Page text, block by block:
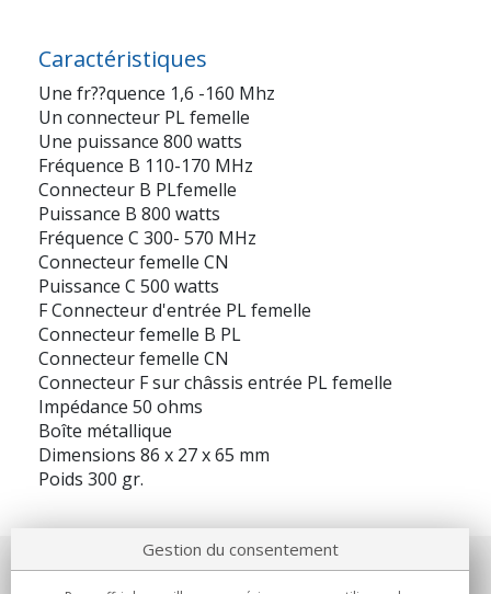
Caractéristiques
Une fr??quence 1,6 -160 Mhz
Un connecteur PL femelle
Une puissance 800 watts
Fréquence B 110-170 MHz
Connecteur B PLfemelle
Puissance B 800 watts
Fréquence C 300- 570 MHz
Connecteur femelle CN
Puissance C 500 watts
F Connecteur d'entrée PL femelle
Connecteur femelle B PL
Connecteur femelle CN
Connecteur F sur châssis entrée PL femelle
Impédance 50 ohms
Boîte métallique
Dimensions 86 x 27 x 65 mm
Poids 300 gr.
Gestion du consentement